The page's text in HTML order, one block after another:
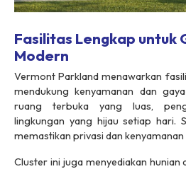
Fasilitas Lengkap untuk
Modern
Vermont Parkland menawarkan
mendukung kenyamanan dan
ruang terbuka yang luas,
lingkungan yang hijau setiap hari.
memastikan privasi dan
Cluster ini juga menyediakan hunian